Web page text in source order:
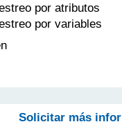
por atributos
por variables
Solicitar más